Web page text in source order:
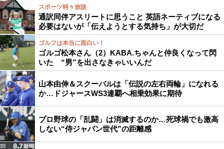
スポーツ時々放談
通訳同伴アスリートに思うこと 英語ネーティブになる
必要はないが「伝えようとする気持ち」が大切だ
ゴルフは本当に面白い！
ゴルゴ松本さん（2）KABA.ちゃんと仲良くなって閃
いた “男”を出さなきゃいいんだ
山本由伸＆スクーバルは「伝説の左右両輪」になれる
か…ドジャースWS3連覇へ相乗効果に期待
プロ野球の「乱闘」は消滅するのか…死球禍でも激高
しない“侍ジャパン世代”の距離感